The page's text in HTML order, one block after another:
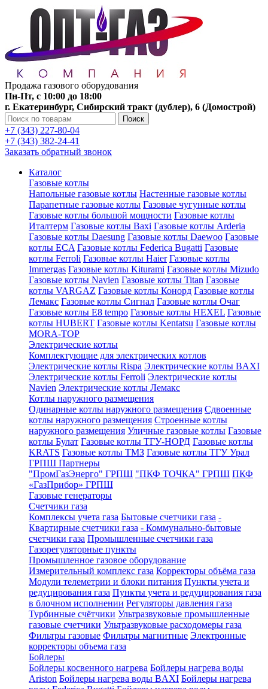
Продажа газового оборудования
Пн-Пт, с 10:00 до 18:00
г. Екатеринбург, Сибирский тракт (дублер), 6 (Домострой)
Поиск
+7 (343) 227-80-04
+7 (343) 382-24-41
Заказать обратный звонок
Каталог
Газовые котлы
Напольные газовые котлы Настенные газовые котлы
Парапетные газовые котлы Газовые чугунные котлы
Газовые котлы большой мощности Газовые котлы
Италтерм Газовые котлы Baxi Газовые котлы Arderia
Газовые котлы Daesung Газовые котлы Daewoo Газовые
котлы ECA Газовые котлы Federica Bugatti Газовые
котлы Ferroli Газовые котлы Haier Газовые котлы
Immergas Газовые котлы Kiturami Газовые котлы Mizudo
Газовые котлы Navien Газовые котлы Titan Газовые
котлы VARGAZ Газовые котлы Конорд Газовые котлы
Лемакс Газовые котлы Сигнал Газовые котлы Очаг
Газовые котлы E8 tempo Газовые котлы HEXEL Газовые
котлы HUBERT Газовые котлы Kentatsu Газовые котлы
MORA-TOP
Электрические котлы
Комплектующие для электрических котлов
Электрические котлы Rispa Электрические котлы BAXI
Электрические котлы Ferroli Электрические котлы
Navien Электрические котлы Лемакс
Котлы наружного размещения
Одинарные котлы наружного размещения Сдвоенные
котлы наружного размещения Строенные котлы
наружного размещения Уличные газовые котлы Газовые
котлы Булат Газовые котлы ТГУ-НОРД Газовые котлы
KRATS Газовые котлы ТМЗ Газовые котлы ТГУ Урал
ГРПШ Партнеры
"ПромГазЭнерго" ГРПШ "ПКФ ТОЧКА" ГРПШ ПКФ
«ГазПрибор» ГРПШ
Газовые генераторы
Счетчики газа
Комплексы учета газа Бытовые счетчики газа -
Квартирные счетчики газа - Коммунально-бытовые
счетчики газа Промышленные счетчики газа
Газорегуляторные пункты
Промышленное газовое оборудование
Измерительный комплекс газа Корректоры объёма газа
Модули телеметрии и блоки питания Пункты учета и
редуцирования газа Пункты учета и редуцирования газа
в блочном исполнении Регуляторы давления газа
Турбинные счётчики Ультразвуковые промышленные
газовые счетчики Ультразвуковые расходомеры газа
Фильтры газовые Фильтры магнитные Электронные
корректоры объема газа
Бойлеры
Бойлеры косвенного нагрева Бойлеры нагрева воды
Ariston Бойлеры нагрева воды BAXI Бойлеры нагрева